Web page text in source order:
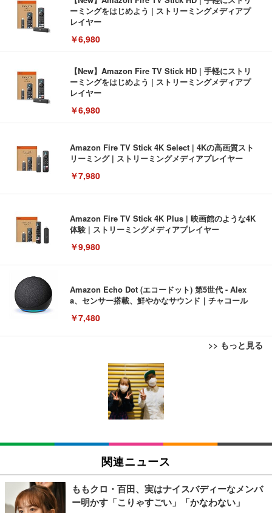
ーミングをはじめよう | ストリーミングメディアプ
レイヤー
￥6,980
【New】Amazon Fire TV Stick HD | 手軽にストリ
ーミングをはじめよう | ストリーミングメディアプ
レイヤー
￥6,980
Amazon Fire TV Stick 4K Select | 4Kの高画質スト
リーミング | ストリーミングメディアプレイヤー
￥7,980
Amazon Fire TV Stick 4K Plus | 映画館のような4K
体験 | ストリーミングメディアプレイヤー
￥9,980
Amazon Echo Dot (エコードット) 第5世代 - Alex
a、センサー搭載、鮮やかなサウンド｜チャコール
￥7,480
>> もっと見る
[EdoErgo] オフィスチェア 椅子 テレワーク 疲れな
い 跳ね上げ式アームレスト コンパクト 約105度ロッ
キング pc 事務椅子 360度回転 座面昇降 強化ナイロ
ン樹脂ベース 通気性メッシュ 在宅ワーク H-WY01
(黒網+黒枠+黒足)
SIHOO B100 オフィスチェア／デスクチェア メッシ
ュチェア 人間工学 疲れない ブラック
￥27,999
EIZO ビジネス向けプレミアムモニター | FlexScan
EV3240X-WT | 31.5型4K UHD・USB Type-C・ホワ
￥105,595
EIZO ビジネス向けプレミアムモニター | FlexScan
￥109,572
Amazonベーシック ペットシーツ 薄型 レギュラー 1
回使い捨て 無香料 ホワイト 300枚
Amazonベーシック ペットシーツ 厚型 ワイド 42枚
x2袋(84枚) ホワイト(吸収面:ライトブルー)
￥3,234
関連ニュース
ももクロ・百田、実はナイスバディーなメンバ
ー明かす「こりゃすごい」「かなわない」